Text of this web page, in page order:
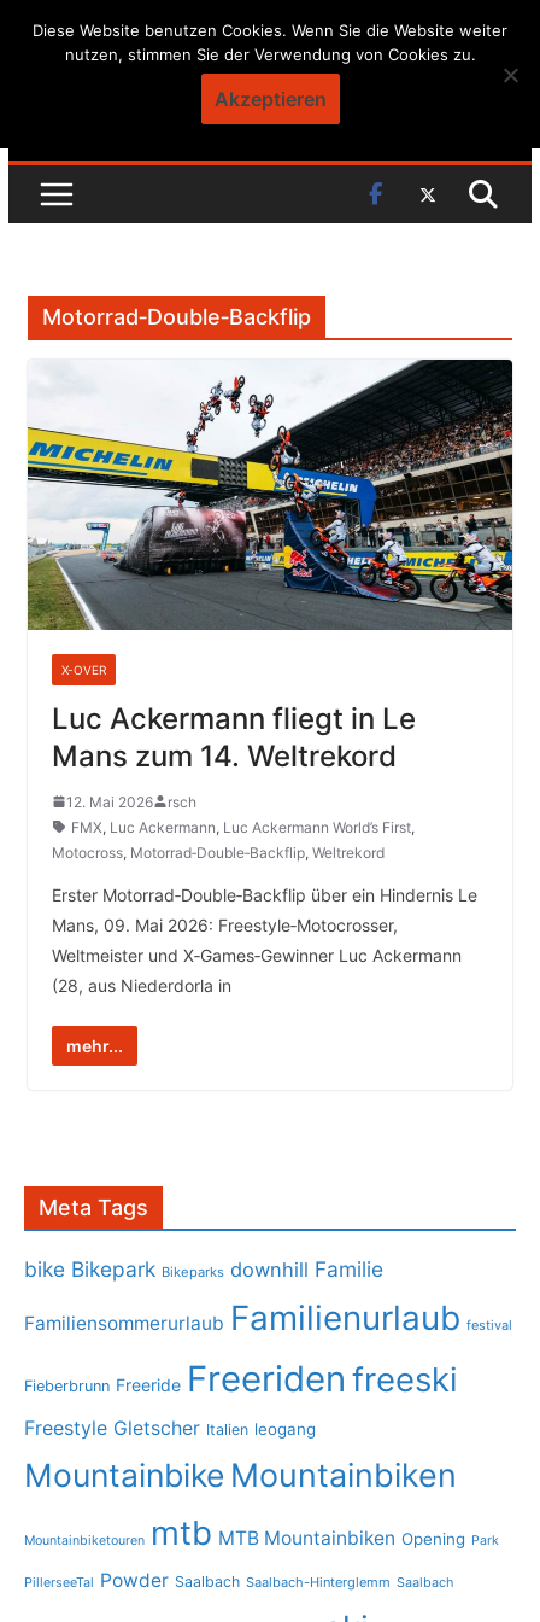
Skip
Motorrad‑Double‑Backflip
X-OVER
Luc Ackermann fliegt in Le
Mans zum 14. Weltrekord
12. Mai 2026
rsch
FMX, Luc Ackermann, Luc Ackermann World’s First,
Motocross, Motorrad‑Double‑Backflip, Weltrekord
Erster Motorrad‑Double‑Backflip über ein Hindernis Le
Mans, 09. Mai 2026: Freestyle‑Motocrosser,
Weltmeister und X‑Games‑Gewinner Luc Ackermann
(28, aus Niederdorla in
mehr...
Meta Tags
bike Bikepark Bikeparks downhill Familie
Familiensommerurlaub Familienurlaub festival
Fieberbrunn Freeride Freeriden freeski
Freestyle Gletscher Italien leogang
Mountainbike Mountainbiken
Mountainbiketouren mtb MTB Mountainbiken Opening Park
PillerseeTal Powder Saalbach Saalbach-Hinterglemm Saalbach
Diese Website benutzen Cookies. Wenn Sie die Website weiter
nutzen, stimmen Sie der Verwendung von Cookies zu.
Akzeptieren